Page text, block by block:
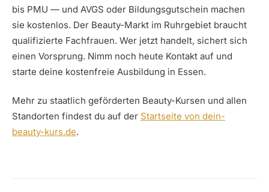
bis PMU — und AVGS oder Bildungsgutschein machen
sie kostenlos. Der Beauty-Markt im Ruhrgebiet braucht
qualifizierte Fachfrauen. Wer jetzt handelt, sichert sich
einen Vorsprung. Nimm noch heute Kontakt auf und
starte deine kostenfreie Ausbildung in Essen.
Mehr zu staatlich geförderten Beauty-Kursen und allen
Standorten findest du auf der Startseite von dein-
beauty-kurs.de.